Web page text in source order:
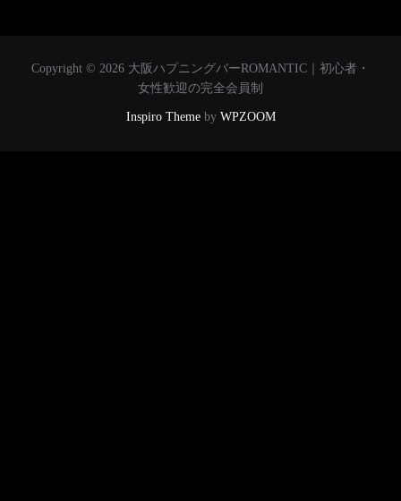
Copyright © 2026 大阪ハプニングバーROMANTIC｜初心者・
女性歓迎の完全会員制
Inspiro Themeby WPZOOM